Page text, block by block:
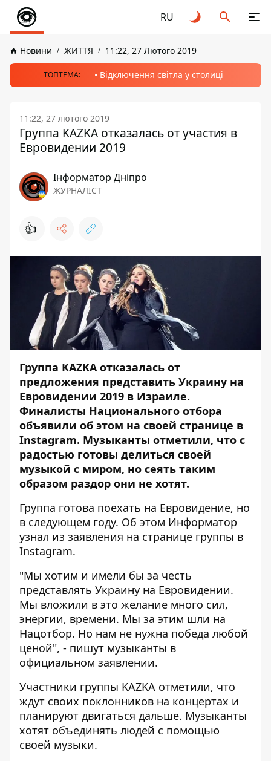
RU
Новини ЖИТТЯ 11:22, 27 Лютого 2019
ТОПТЕМА: Відключення світла у столиці
11:22, 27 лютого 2019
Группа KAZKA отказалась от участия в
Евровидении 2019
Інформатор Дніпро
ЖУРНАЛІСТ
👍
Группа KAZKA отказалась от
предложения представить Украину на
Евровидении 2019 в Израиле.
Финалисты Национального отбора
объявили об этом на своей странице в
Instagram. Музыканты отметили, что с
радостью готовы делиться своей
музыкой с миром, но сеять таким
образом раздор они не хотят.
Группа готова поехать на Евровидение, но
в следующем году. Об этом Информатор
узнал из заявления на странице группы в
Instagram.
"Мы хотим и имели бы за честь
представлять Украину на Евровидении.
Мы вложили в это желание много сил,
энергии, времени. Мы за этим шли на
Нацотбор. Но нам не нужна победа любой
ценой", - пишут музыканты в
официальном заявлении.
Участники группы KAZKA отметили, что
ждут своих поклонников на концертах и
планируют двигаться дальше. Музыканты
хотят объединять людей с помощью
своей музыки.